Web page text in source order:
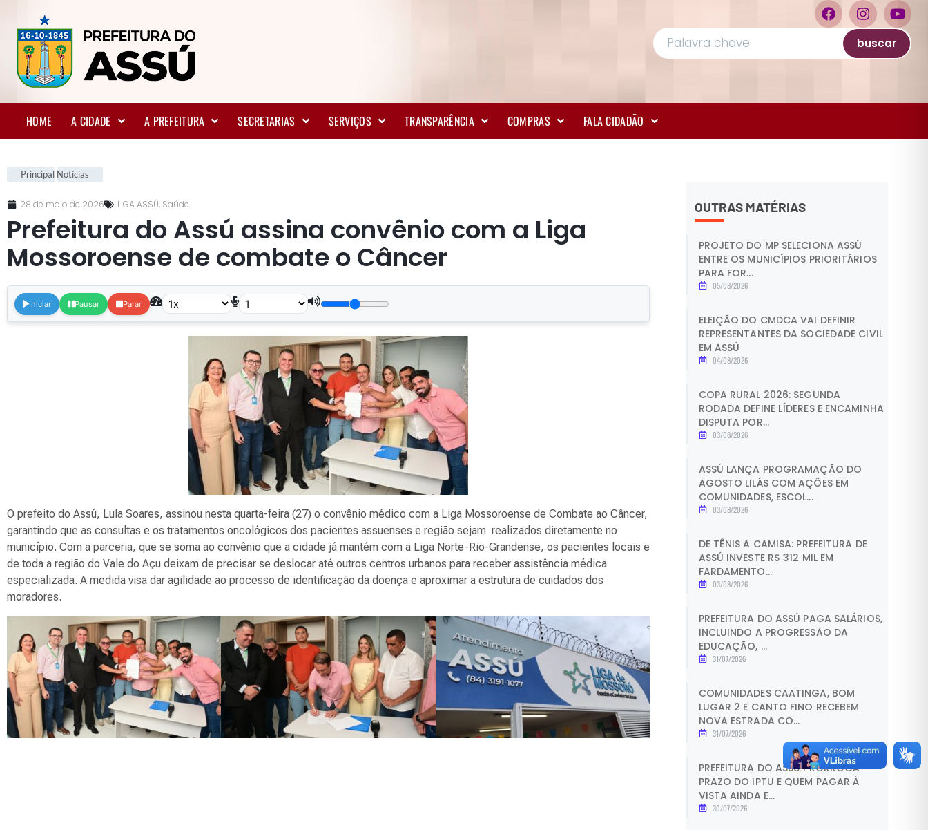
buscar
HOME A CIDADE A PREFEITURA SECRETARIAS SERVIÇOS TRANSPARÊNCIA COMPRAS FALA CIDADÃO
Principal Notícias
28 de maio de 2026 LIGA ASSÚ, Saúde
Prefeitura do Assú assina convênio com a Liga
Mossoroense de combate o Câncer
Iniciar Pausar Parar
O prefeito do Assú, Lula Soares, assinou nesta quarta-feira (27) o convênio médico com a Liga Mossoroense de Combate ao Câncer,
garantindo que as consultas e os tratamentos oncológicos dos pacientes assuenses e região sejam realizados diretamente no
município. Com a parceria, que se soma ao convênio que a cidade já mantém com a Liga Norte-Rio-Grandense, os pacientes locais e
de toda a região do Vale do Açu deixam de precisar se deslocar até outros centros urbanos para receber assistência médica
especializada. A medida visa dar agilidade ao processo de identificação da doença e aproximar a estrutura de cuidados dos
moradores.
OUTRAS MATÉRIAS
PROJETO DO MP SELECIONA ASSÚ
ENTRE OS MUNICÍPIOS PRIORITÁRIOS
PARA FOR...
05/08/2026
ELEIÇÃO DO CMDCA VAI DEFINIR
REPRESENTANTES DA SOCIEDADE CIVIL
EM ASSÚ
04/08/2026
COPA RURAL 2026: SEGUNDA
RODADA DEFINE LÍDERES E ENCAMINHA
DISPUTA POR...
03/08/2026
ASSÚ LANÇA PROGRAMAÇÃO DO
AGOSTO LILÁS COM AÇÕES EM
COMUNIDADES, ESCOL...
03/08/2026
DE TÊNIS A CAMISA: PREFEITURA DE
ASSÚ INVESTE R$ 312 MIL EM
FARDAMENTO...
03/08/2026
PREFEITURA DO ASSÚ PAGA SALÁRIOS,
INCLUINDO A PROGRESSÃO DA
EDUCAÇÃO, ...
31/07/2026
COMUNIDADES CAATINGA, BOM
LUGAR 2 E CANTO FINO RECEBEM
NOVA ESTRADA CO...
31/07/2026
PREFEITURA DO ASSÚ PRORROGA
PRAZO DO IPTU E QUEM PAGAR À
VISTA AINDA E...
30/07/2026